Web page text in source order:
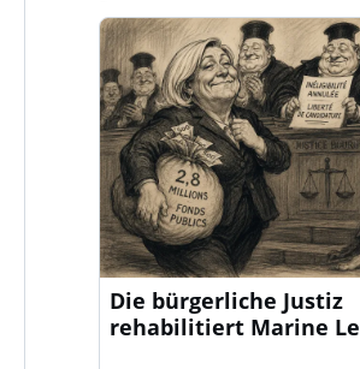
Die bürgerliche Justiz
rehabilitiert Marine Le